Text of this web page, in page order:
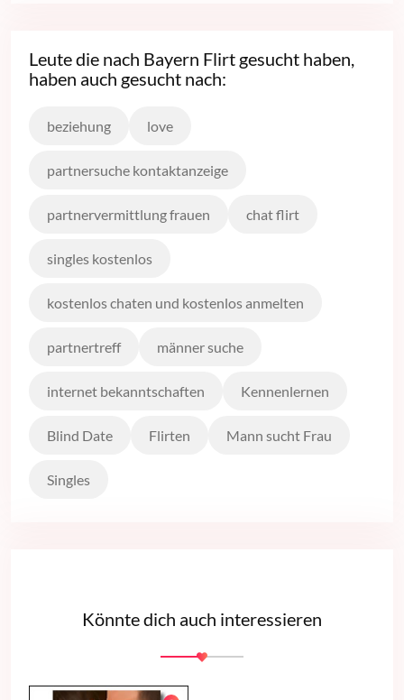
Leute die nach Bayern Flirt gesucht haben,
haben auch gesucht nach:
beziehung love
partnersuche kontaktanzeige
partnervermittlung frauen chat flirt
singles kostenlos
kostenlos chaten und kostenlos anmelten
partnertreff männer suche
internet bekanntschaften Kennenlernen
Blind Date Flirten Mann sucht Frau
Singles
Könnte dich auch interessieren